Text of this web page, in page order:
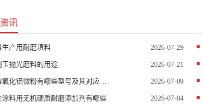
讯
生产用耐磨填料 2026-07-29
玉抛光磨料的用途 2026-07-21
电熔氧化铝微粉有哪些型号及其对应中值D50 2026-07-09
涂料用无机硬质耐磨添加剂有哪些 2026-07-04